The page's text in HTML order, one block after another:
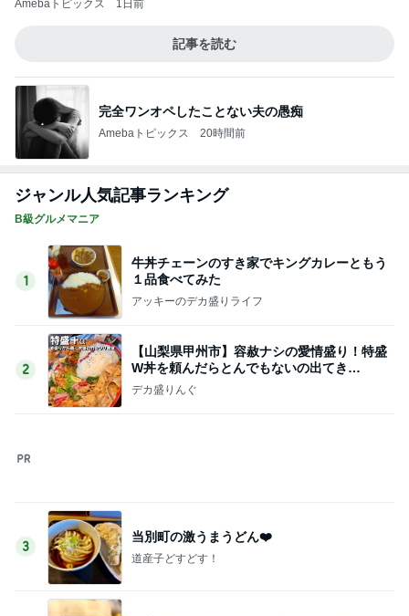
Amebaトピックス 1日前
記事を読む
完全ワンオペしたことない夫の愚痴
Amebaトピックス 20時間前
ジャンル人気記事ランキング
B級グルメマニア
1
牛丼チェーンのすき家でキングカレーともう
１品食べてみた
アッキーのデカ盛りライフ
2
【山梨県甲州市】容赦ナシの愛情盛り！特盛
W丼を頼んだらとんでもないの出てき
た…！〜花藤食堂さん〜
デカ盛りんぐ
3
当別町の激うまうどん❤️
道産子どすどす！